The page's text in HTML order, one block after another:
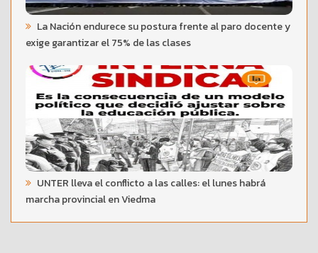
La Nación endurece su postura frente al paro docente y
exige garantizar el 75% de las clases
UNTER lleva el conflicto a las calles: el lunes habrá
marcha provincial en Viedma